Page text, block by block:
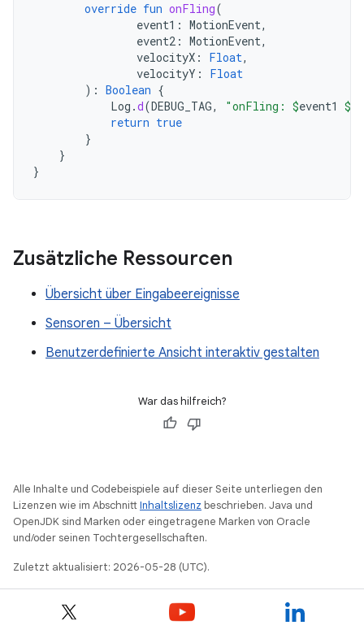
override fun onFling(
event1 : MotionEvent,
event2 : MotionEvent,
velocityX : Float,
velocityY :
Float
): Boolean {
Log .d(DEBUG_TAG, "onFling: $event1 $
return true
}
}
}
Zusätzliche Ressourcen
Übersicht über Eingabeereignisse
Sensoren – Übersicht
Benutzerdefinierte Ansicht interaktiv gestalten
War das hilfreich?
Alle Inhalte und Codebeispiele auf dieser Seite unterliegen den
Lizenzen wie im AbschnittInhaltslizenz beschrieben. Java und
OpenJDK sind Marken oder eingetragene Marken von Oracle
und/oder seinen Tochtergesellschaften.
Zuletzt aktualisiert: 2026-05-28 (UTC).